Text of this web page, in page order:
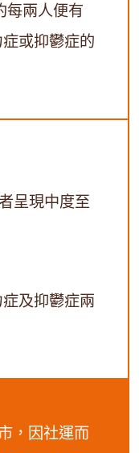
每兩人便有
或抑鬱症的
呈現中度至
及抑鬱症兩
，因社運而